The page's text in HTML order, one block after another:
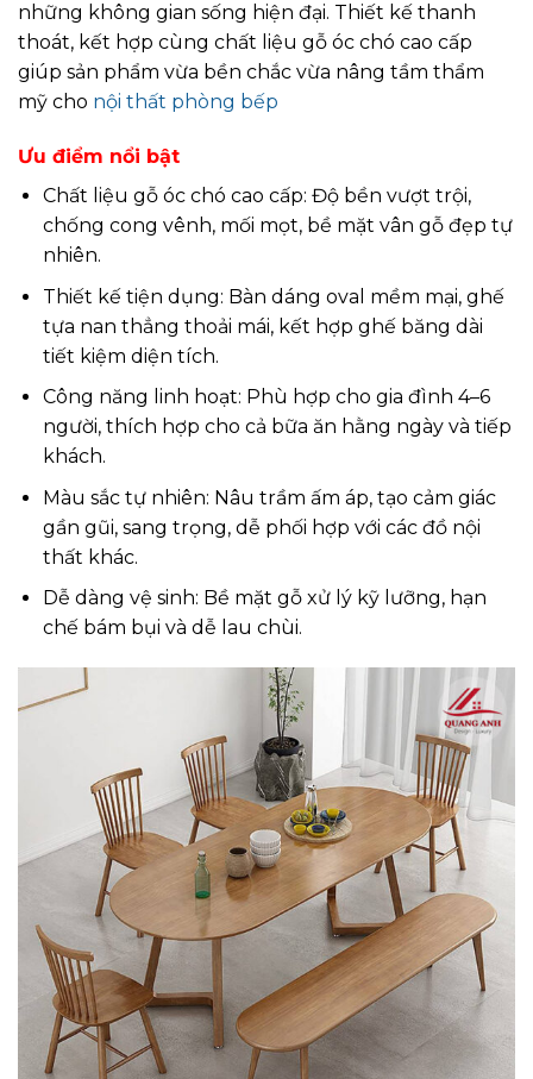
những không gian sống hiện đại. Thiết kế thanh
thoát, kết hợp cùng chất liệu gỗ óc chó cao cấp
giúp sản phẩm vừa bền chắc vừa nâng tầm thẩm
mỹ cho nội thất phòng bếp
Ưu điểm nổi bật
Chất liệu gỗ óc chó cao cấp: Độ bền vượt trội,
chống cong vênh, mối mọt, bề mặt vân gỗ đẹp tự
nhiên.
Thiết kế tiện dụng: Bàn dáng oval mềm mại, ghế
tựa nan thẳng thoải mái, kết hợp ghế băng dài
tiết kiệm diện tích.
Công năng linh hoạt: Phù hợp cho gia đình 4–6
người, thích hợp cho cả bữa ăn hằng ngày và tiếp
khách.
Màu sắc tự nhiên: Nâu trầm ấm áp, tạo cảm giác
gần gũi, sang trọng, dễ phối hợp với các đồ nội
thất khác.
Dễ dàng vệ sinh: Bề mặt gỗ xử lý kỹ lưỡng, hạn
chế bám bụi và dễ lau chùi.